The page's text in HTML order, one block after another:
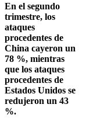
En el segundo
trimestre, los
ataques
procedentes de
China cayeron un
78 %, mientras
que los ataques
procedentes de
Estados Unidos se
redujeron un 43
%.